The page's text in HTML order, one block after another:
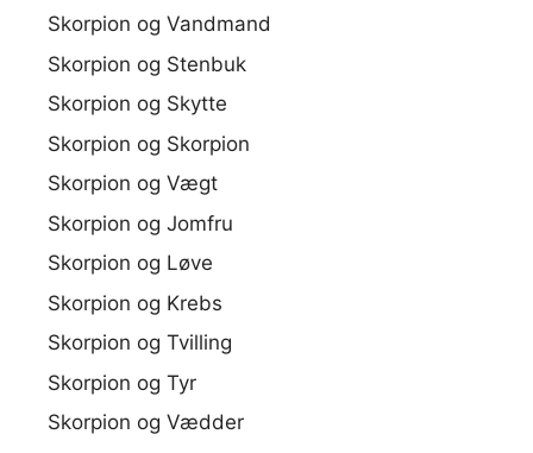
Skorpion og Vandmand
Skorpion og Stenbuk
Skorpion og Skytte
Skorpion og Skorpion
Skorpion og Vægt
Skorpion og Jomfru
Skorpion og Løve
Skorpion og Krebs
Skorpion og Tvilling
Skorpion og Tyr
Skorpion og Vædder